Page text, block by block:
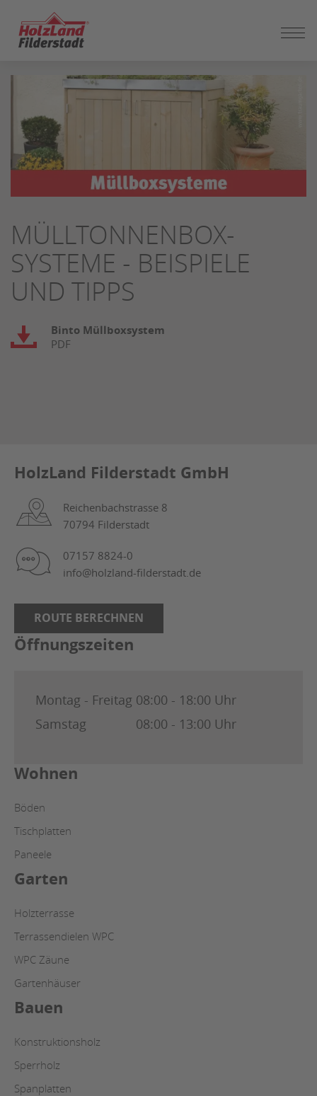
SEITENINHALT
MÜLLTONNENBOX-
SYSTEME - BEISPIELE
UND TIPPS
Binto Müllboxsystem
PDF
HolzLand Filderstadt GmbH
Reichenbachstrasse 8
70794 Filderstadt
07157 8824-0
info@holzland-filderstadt.de
ROUTE BERECHNEN
Öffnungszeiten
Montag - Freitag 08:00 - 18:00 Uhr
Samstag
08:00 - 13:00 Uhr
Wohnen
Böden
Tischplatten
Paneele
Garten
Holzterrasse
Terrassendielen WPC
WPC Zäune
Gartenhäuser
Bauen
Konstruktionsholz
Sperrholz
Spanplatten